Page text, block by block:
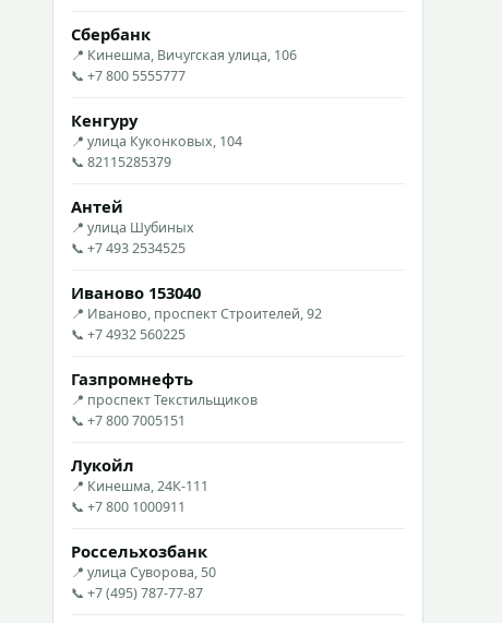
Сбербанк
📍 Кинешма, Вичугская улица, 106
📞 +7 800 5555777
Кенгуру
📍 улица Куконковых, 104
📞 82115285379
Антей
📍 улица Шубиных
📞 +7 493 2534525
Иваново 153040
📍 Иваново, проспект Строителей, 92
📞 +7 4932 560225
Газпромнефть
📍 проспект Текстильщиков
📞 +7 800 7005151
Лукойл
📍 Кинешма, 24К-111
📞 +7 800 1000911
Россельхозбанк
📍 улица Суворова, 50
📞 +7 (495) 787-77-87